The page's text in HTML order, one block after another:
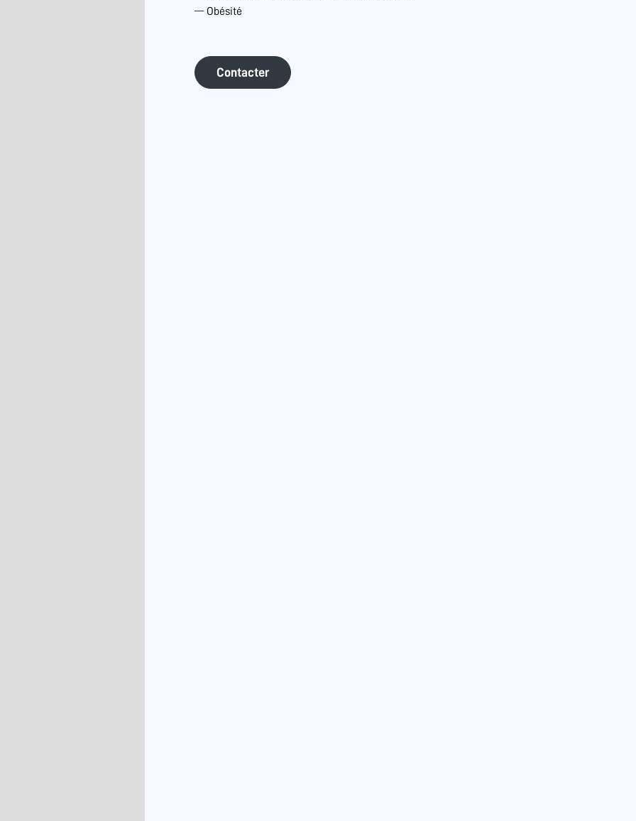
Obésité
Contacter